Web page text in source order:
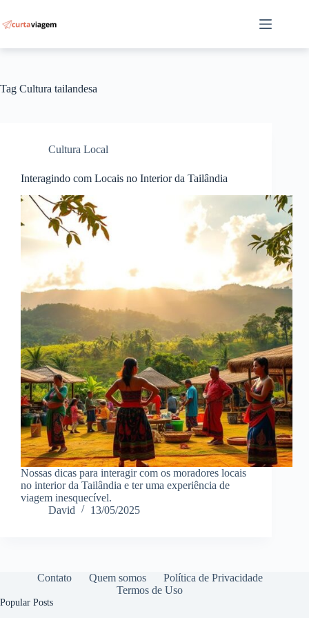
para
o
Tag Cultura tailandesa
Cultura Local
Interagindo com Locais no Interior da Tailândia
Nossas dicas para interagir com os moradores locais
no interior da Tailândia e ter uma experiência de
viagem inesquecível.
David
13/05/2025
Contato Quem somos
Política de Privacidade
Termos de Uso
Popular Posts